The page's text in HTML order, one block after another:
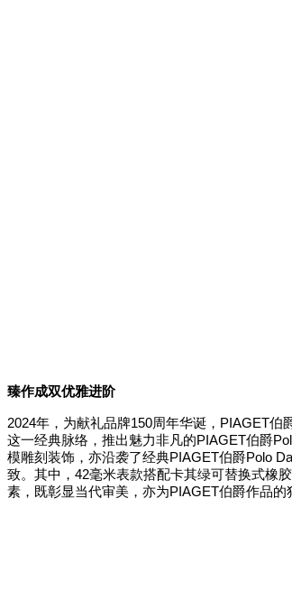
臻作成双优雅进阶
2024年，为献礼品牌150周年华诞， PIAGET伯
这一经典脉络，推出魅力非凡的PIAGET伯爵
模雕刻装饰，亦沿袭了经典PIAGET伯爵Polo
致。其中， 42毫米表款搭配卡其绿可替换式橡
素，既彰显当代审美，亦为PIAGET伯爵作品的